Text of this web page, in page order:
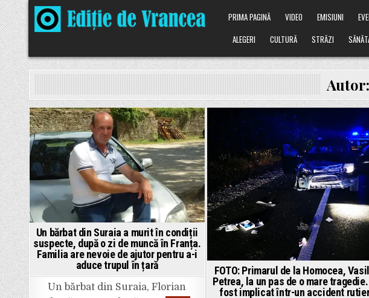
Skip
to
content
PRIMA PAGINĂ VIDEO EMISIUNI
ALEGERI
CULTURĂ STRĂZI
Autor:
Posted
in
Un bărbat din Suraia a murit în condiții
suspecte, după o zi de muncă în Franța.
Familia are nevoie de ajutor pentru a-i
aduce trupul în țară
Un bărbat din Suraia, Florian
Posted
in
FOTO: Primarul de la Homocea,
Petrea, la un pas de o mare
fost implicat într-un accident